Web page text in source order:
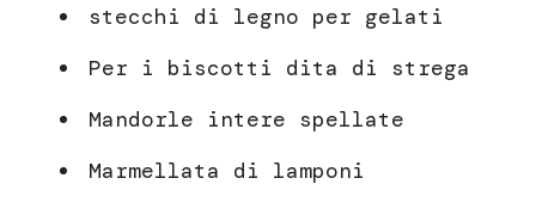
stecchi di legno per gelati
Per i biscotti dita di strega
Mandorle intere spellate
Marmellata di lamponi